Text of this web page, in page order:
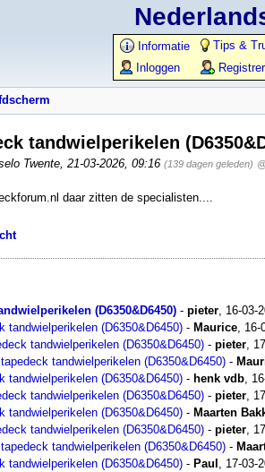
Informatie
Tips &
Inloggen
tandwielperikelen
Twente 21-03-2026, 09:16 (139 dagen geleden)
daar zitten de specialisten....
(D6350&D6450) - pieter 16-03-
tandwielperikelen (D6350&D6450) - Maurice 16-
tandwielperikelen (D6350&D6450) - pieter
tandwielperikelen (D6350&D6450) -
tandwielperikelen (D6350&D6450) - henk vdb
tandwielperikelen (D6350&D6450) - pieter
tandwielperikelen (D6350&D6450) - Maarten
tandwielperikelen (D6350&D6450) - pieter
tandwielperikelen (D6350&D6450) -
tandwielperikelen (D6350&D6450) - Paul
17-03-